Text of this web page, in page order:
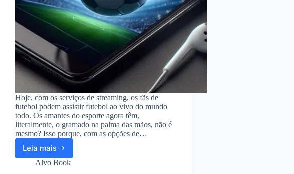
Hoje, com os serviços de streaming, os fãs de
futebol podem assistir futebol ao vivo do mundo
todo. Os amantes do esporte agora têm,
literalmente, o gramado na palma das mãos, não é
mesmo? Isso porque, com as opções de…
Leia mais
Assista
futebol
Alvo Book